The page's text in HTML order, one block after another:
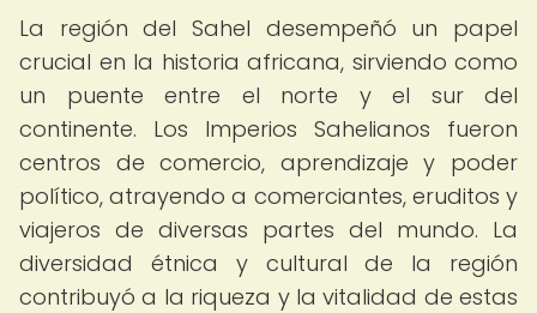
La región del Sahel desempeñó un papel
crucial en la historia africana, sirviendo como
un puente entre el norte y el sur del
continente. Los Imperios Sahelianos fueron
centros de comercio, aprendizaje y poder
político, atrayendo a comerciantes, eruditos y
viajeros de diversas partes del mundo. La
diversidad étnica y cultural de la región
contribuyó a la riqueza y la vitalidad de estas